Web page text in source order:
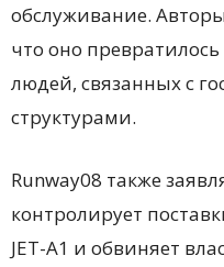
обслуживание.
что оно превратилось
людей, связанных с
структурами.
Runway08 также
контролирует
JET-A1 и обвиняет